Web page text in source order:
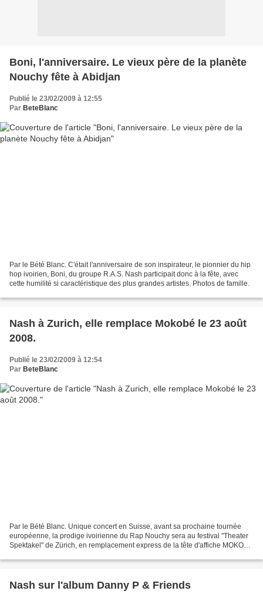
Boni, l'anniversaire. Le vieux père de la planète
Nouchy fête à Abidjan
Publié le 23/02/2009 à 12:55
Par BeteBlanc
Par le Bété Blanc. C'était l'anniversaire de son inspirateur, le pionnier du hip
hop ivoirien, Boni, du groupe R.A.S. Nash participait donc à la fête, avec
cette humilité si caractéristique des plus grandes artistes. Photos de famille.
Nash à Zurich, elle remplace Mokobé le 23 août
2008.
Publié le 23/02/2009 à 12:54
Par BeteBlanc
Par le Bété Blanc. Unique concert en Suisse, avant sa prochaine tournée
européenne, la prodige ivoirienne du Rap Nouchy sera au festival "Theater
Spektakel" de Zürich, en remplacement express de la tête d'affiche MOKOBE
Nash sur l'album Danny P & Friends